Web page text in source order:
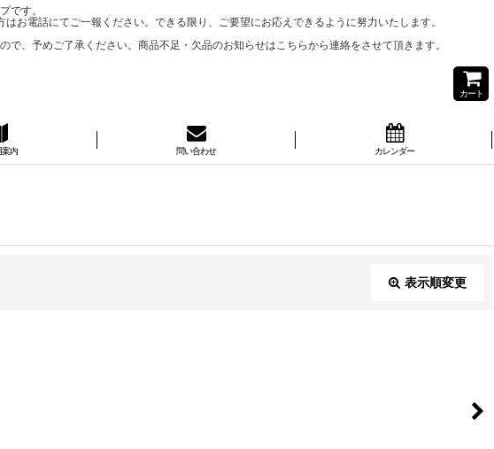
です。
お電話にてご一報ください。できる限り、ご要望にお応えできるように努力いたします。
、予めご了承ください。商品不足・欠品のお知らせはこちらから連絡をさせて頂きます。
カート
案内 問い合わせ カレンダー
表示順変更